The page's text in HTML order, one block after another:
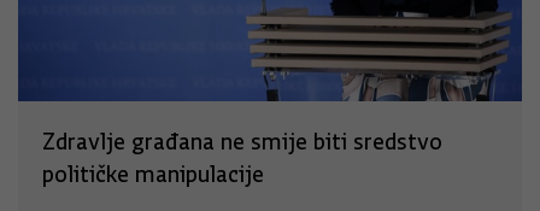
Zdravlje građana ne smije biti sredstvo
političke manipulacije